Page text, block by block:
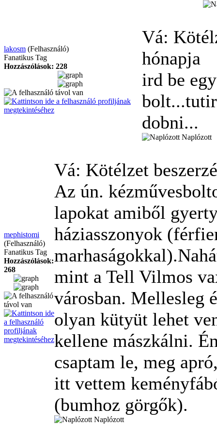
lakosm (Felhasználó)
Fanatikus Tag
Hozzászólások: 228
Vá:
hónapja
ird be
dobni...
Naplózott
mephistomi
(Felhasználó)
Fanatikus Tag
Hozzászólások:
268
Vá: Kötélzet
Az ún.
lapokat amiből
háziasszonyok
mint a Tell Vilmos
városban. Mellesleg
olyan kütyüt lehet
kellene mászkálni.
csaptam le, meg
itt vettem
(bumhoz görgők).
Naplózott